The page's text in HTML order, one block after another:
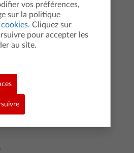
vos préférences,
sur la politique
. Cliquez sur
pour accepter les
au site.